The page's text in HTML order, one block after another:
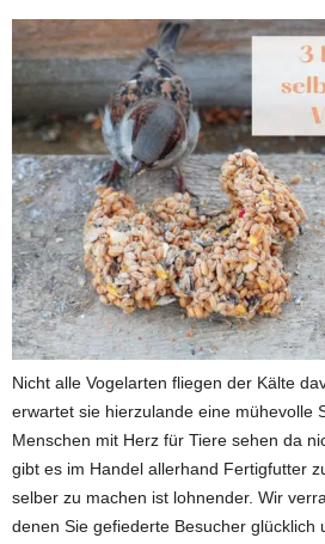
Nicht alle Vogelarten fliegen der Kälte
erwartet sie hierzulande eine mühevolle
Menschen mit Herz für Tiere sehen da
gibt es im Handel allerhand Fertigfutter
selber zu machen ist lohnender. Wir
denen Sie gefiederte Besucher glücklich